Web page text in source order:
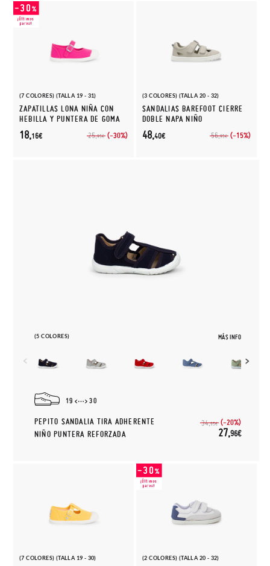
(7 COLORES) (TALLA 19 - 31)
ZAPATILLAS LONA NIÑA CON
HEBILLA Y PUNTERA DE GOMA
25,95€ (-30%)
18,16€
(3 COLORES) (TALLA 20 - 32)
SANDALIAS BAREFOOT CIERRE
DOBLE NAPA NIÑO
56,95€ (-15%)
48,40€
(5 COLORES) MÁS INFO
19 30
PEPITO SANDALIA TIRA ADHERENTE
NIÑO PUNTERA REFORZADA
34,95€ (-20%)
27,96€
(7 COLORES) (TALLA 19 - 30) (2 COLORES) (TALLA 20 - 32)